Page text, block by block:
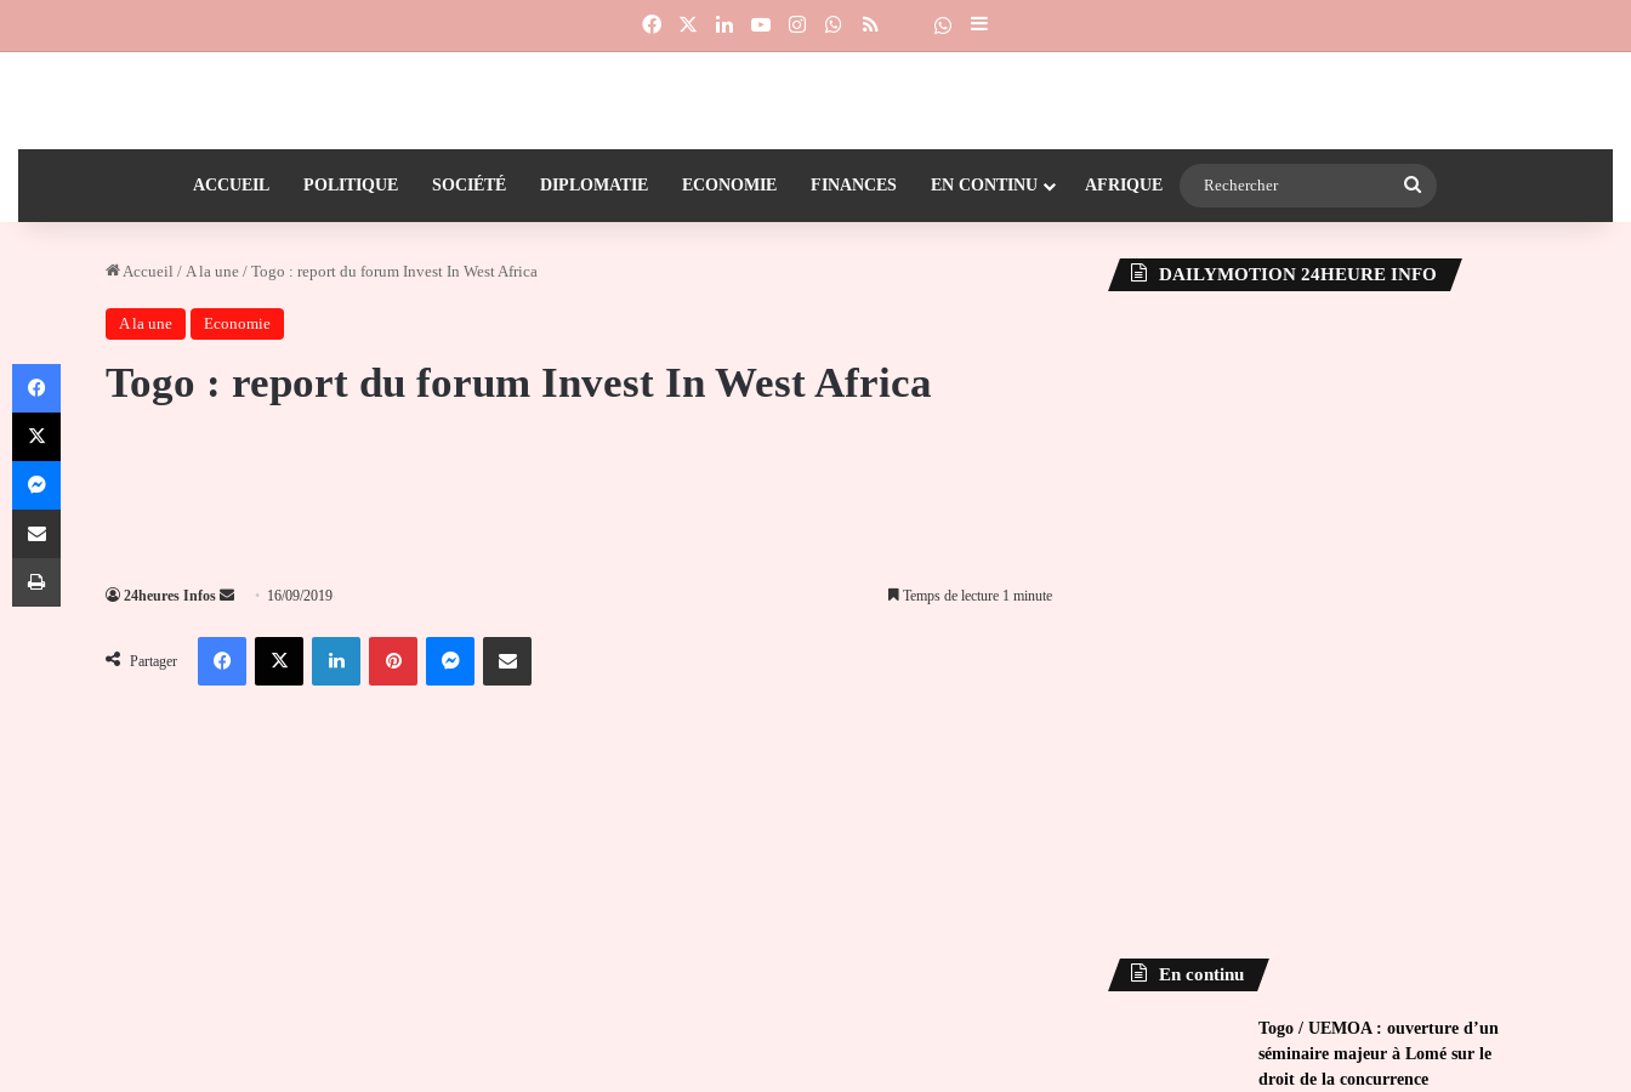
FacebookLinkedinYouTubeInstagramWhatsApp
RSS Dailymotion
Suivre la chaîne 24heureinfo sur WhatsApp
Sidebar (barre latérale)
ACCUEIL POLITIQUE SOCIÉTÉ DIPLOMATIE ECONOMIE FINANCES EN CONTINU AFRIQUE
Accueil / A la une / Togo : report du forum Invest In West Africa
A la une Economie
Togo : report du forum Invest In West Africa
24heures Infos
Envoyer
courriel
16/09/2019 Temps de lecture 1 minute
Partager
FacebookX LinkedinPinterestMessengerPartager par email
DAILYMOTION 24HEURE INFO
En continu
Togo / UEMOA : ouverture d’un
séminaire majeur à Lomé sur le
droit de la concurrence
Facebook
X
Messenger
Partager par email